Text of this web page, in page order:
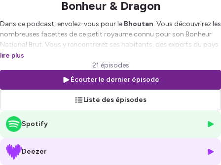
Bonheur & Dragon
Dans ce podcast, envolez-vous pour le Bhoutan. Vous découvrirez les
nombreuses facettes de ce petit royaume connu pour son Bonheur
National Brut. Vous y rencontrerez ses habitants, des experts du pays
et peut-être même la famille royale. Au-delà des anedcotes exotiques,
vous découvrirez ses traditions séculaires, sa manière atypique de se
développer, ses tourments passés et ses défis de demain. 20 épisodes
Un nouvel épisode tous les
Hébergé par Ausha. Visitez
pour plus d'informations.
lire plus
21 épisodes
Écouter le dernier épisode
Liste des épisodes
Spotify
Deezer